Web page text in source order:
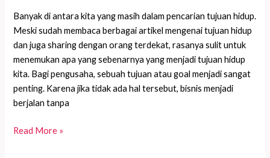
Banyak di antara kita yang masih dalam pencarian tujuan hidup.
Meski sudah membaca berbagai artikel mengenai tujuan hidup
dan juga sharing dengan orang terdekat, rasanya sulit untuk
menemukan apa yang sebenarnya yang menjadi tujuan hidup
kita. Bagi pengusaha, sebuah tujuan atau goal menjadi sangat
penting. Karena jika tidak ada hal tersebut, bisnis menjadi
berjalan tanpa
Lebih
Read More »